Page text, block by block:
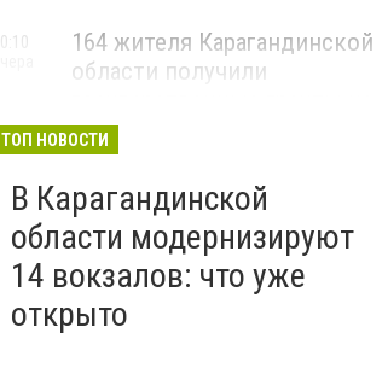
164 жителя Карагандинской
области получили
бизнес
10:10
ТОП НОВОСТИ
В Карагандинской
области модернизируют
14 вокзалов: что уже
открыто